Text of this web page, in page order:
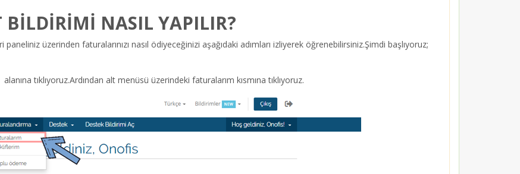
BİLDİRİMİ NASIL YAPILIR?
üzerinden faturalarınızı nasıl ödiyeceğinizi aşağıdaki adımları izliyerek öğrenebilirsiniz.Şimdi başlıyoruz;
alanına tıklıyoruz.Ardından alt menüsü üzerindeki faturalarım kısmına tıklıyoruz.